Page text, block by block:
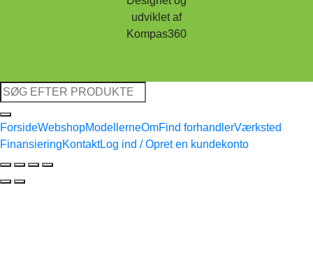
udviklet af
Kompas360
Søg
efter:
ForsideWebshopModellerneOmFind forhandlerVærksted
FinansieringKontaktLog ind / Opret en kundekonto